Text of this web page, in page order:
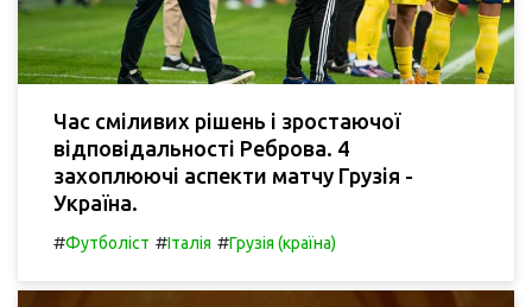
Час сміливих рішень і зростаючої
відповідальності Реброва. 4
захоплюючі аспекти матчу Грузія -
Україна.
#Футболіст #Італія #Грузія (країна)